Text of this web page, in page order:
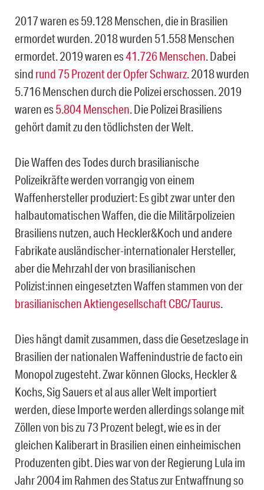
2017 waren es 59.128 Menschen, die in Brasilien
ermordet wurden. 2018 wurden 51.558 Menschen
ermordet. 2019 waren es41.726 Menschen. Dabei
sind rund 75 Prozent der Opfer Schwarz. 2018 wurden
5.716 Menschen durch die Polizei erschossen. 2019
waren es5.804 Menschen. Die Polizei Brasiliens
gehört damit zu den tödlichsten der Welt.
Die Waffen des Todes durch brasilianische
Polizeikräfte werden vorrangig von einem
Waffenhersteller produziert: Es gibt zwar unter den
halbautomatischen Waffen, die die Militärpolizeien
Brasiliens nutzen, auch Heckler&Koch und andere
Fabrikate ausländischer-internationaler Hersteller,
aber die Mehrzahl der von brasilianischen
Polizist:innen eingesetzten Waffen stammen von der
brasilianischen Aktiengesellschaft CBC/Taurus.
Dies hängt damit zusammen, dass die Gesetzeslage in
Brasilien der nationalen Waffenindustrie de facto ein
Monopol zugesteht. Zwar können Glocks, Heckler &
Kochs, Sig Sauers et al aus aller Welt importiert
werden, diese Importe werden allerdings solange mit
Zöllen von bis zu 73 Prozent belegt, wie es in der
gleichen Kaliberart in Brasilien einen einheimischen
Produzenten gibt. Dies war von der Regierung Lula im
Jahr 2004 im Rahmen des Status zur Entwaffnung so